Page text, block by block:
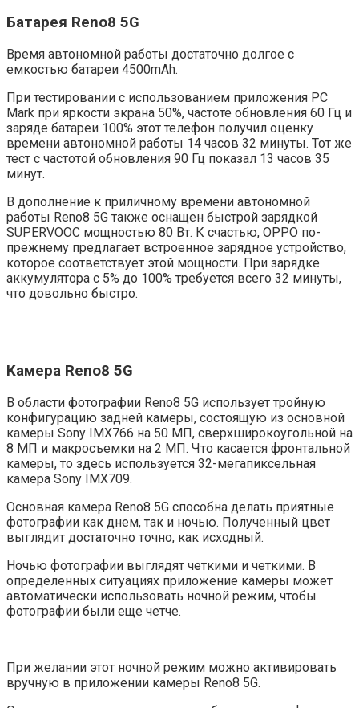
Батарея Reno8 5G
Время автономной работы достаточно долгое с
емкостью батареи 4500mAh.
При тестировании с использованием приложения PC
Mark при яркости экрана 50%, частоте обновления 60 Гц и
заряде батареи 100% этот телефон получил оценку
времени автономной работы 14 часов 32 минуты. Тот же
тест с частотой обновления 90 Гц показал 13 часов 35
минут.
В дополнение к приличному времени автономной
работы Reno8 5G также оснащен быстрой зарядкой
SUPERVOOC мощностью 80 Вт. К счастью, OPPO по-
прежнему предлагает встроенное зарядное устройство,
которое соответствует этой мощности. При зарядке
аккумулятора с 5% до 100% требуется всего 32 минуты,
что довольно быстро.
Камера Reno8 5G
В области фотографии Reno8 5G использует тройную
конфигурацию задней камеры, состоящую из основной
камеры Sony IMX766 на 50 МП, сверхширокоугольной на
8 МП и макросъемки на 2 МП. Что касается фронтальной
камеры, то здесь используется 32-мегапиксельная
камера Sony IMX709.
Основная камера Reno8 5G способна делать приятные
фотографии как днем, так и ночью. Полученный цвет
выглядит достаточно точно, как исходный.
Ночью фотографии выглядят четкими и четкими. В
определенных ситуациях приложение камеры может
автоматически использовать ночной режим, чтобы
фотографии были еще четче.
При желании этот ночной режим можно активировать
вручную в приложении камеры Reno8 5G.